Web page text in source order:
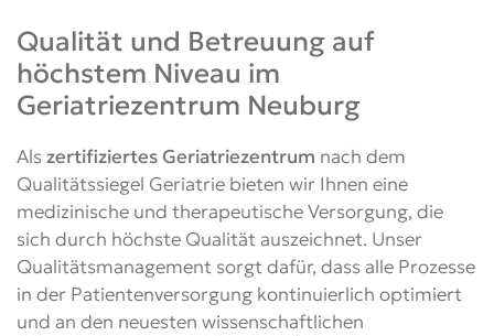
Qualität und Betreuung auf
höchstem Niveau im
Geriatriezentrum Neuburg
Als zertifiziertes Geriatriezentrum nach dem
Qualitätssiegel Geriatrie bieten wir Ihnen eine
medizinische und therapeutische Versorgung, die
sich durch höchste Qualität auszeichnet. Unser
Qualitätsmanagement sorgt dafür, dass alle Prozesse
in der Patientenversorgung kontinuierlich optimiert
und an den neuesten wissenschaftlichen